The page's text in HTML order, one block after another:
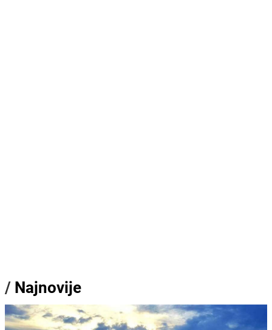
/ Najnovije